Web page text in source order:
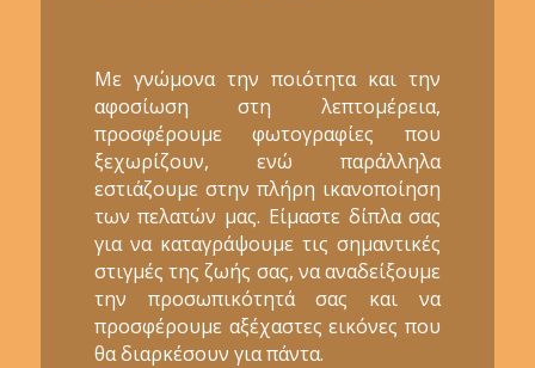
Με γνώμονα την ποιότητα και την
αφοσίωση στη λεπτομέρεια,
προσφέρουμε φωτογραφίες που
ξεχωρίζουν, ενώ παράλληλα
εστιάζουμε στην πλήρη ικανοποίηση
των πελατών μας. Είμαστε δίπλα σας
για να καταγράψουμε τις σημαντικές
στιγμές της ζωής σας, να αναδείξουμε
την προσωπικότητά σας και να
προσφέρουμε αξέχαστες εικόνες που
θα διαρκέσουν για πάντα.